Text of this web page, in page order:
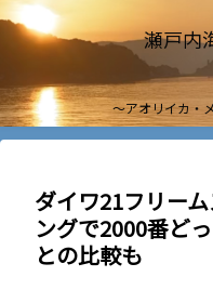
瀬戸
～アオリイカ・
ダイワ21フリー
ングで2000番ど
との比較も